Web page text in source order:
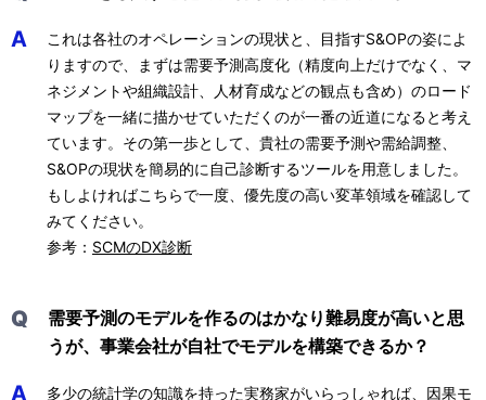
A
これは各社のオペレーションの現状と、目指すS&OPの姿によ
りますので、まずは需要予測高度化（精度向上だけでなく、マ
ネジメントや組織設計、人材育成などの観点も含め）のロード
マップを一緒に描かせていただくのが一番の近道になると考え
ています。その第一歩として、貴社の需要予測や需給調整、
S&OPの現状を簡易的に自己診断するツールを用意しました。
もしよければこちらで一度、優先度の高い変革領域を確認して
みてください。
参考： SCMのDX診断
Q
需要予測のモデルを作るのはかなり難易度が高いと思
うが、事業会社が自社でモデルを構築できるか？
A
多少の統計学の知識を持った実務家がいらっしゃれば、因果モ